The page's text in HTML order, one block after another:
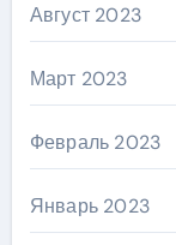
Август 2023
Март 2023
Февраль 2023
Январь 2023